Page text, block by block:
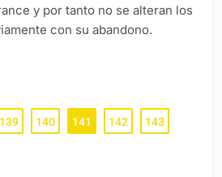
y por tanto no se alteran los
con su abandono.
139 140 141 142 143